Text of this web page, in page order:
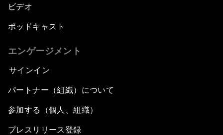
ビデオ
ポッドキャスト
エンゲージメント
サインイン
パートナー（組織）について
参加する（個人、組織）
プレスリリース登録